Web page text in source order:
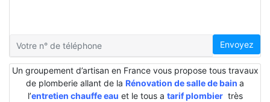
Envoyez
Un groupement d’artisan en France vous propose tous travaux
de plomberie allant de la Rénovation de salle de bain a
l’entretien chauffe eau et le tous a tarif plombiertrès